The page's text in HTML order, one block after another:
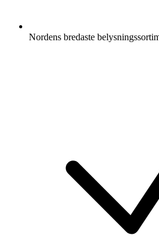
Nordens bredaste